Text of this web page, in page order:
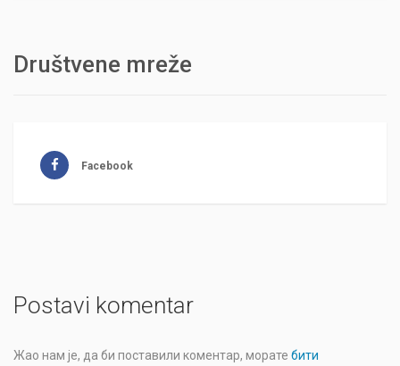
Društvene mreže
Facebook
Postavi komentar
Жао нам је, да би поставили коментар, морате бити